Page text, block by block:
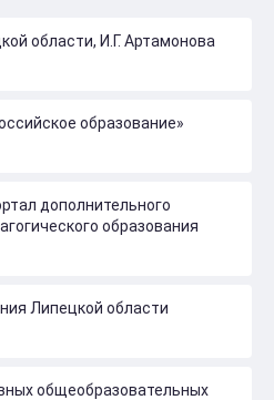
области, И.Г. Артамонова
образование»
дополнительного
образования
Липецкой области
общеобразовательных